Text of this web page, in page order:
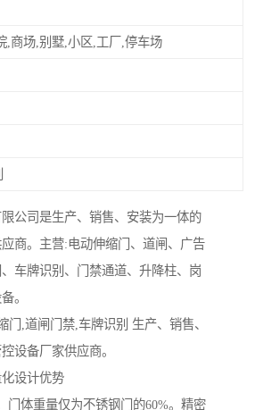
,商场,别墅,小区,工厂,停车场
公司是生产、销售、安装为一体的
商。主营:电动伸缩门、道闸、广告
车牌识别、门禁通道、升降柱、岗
。
门,道闸门禁,车牌识别 生产、销售、
设备厂家供应商。
设计优势‌
门体重量仅为不锈钢门的60%。精密